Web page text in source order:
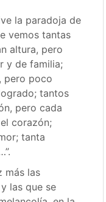
la paradoja de
vemos tantas
altura, pero
y de familia;
pero poco
tantos
pero cada
corazón;
tanta
más las
las que se